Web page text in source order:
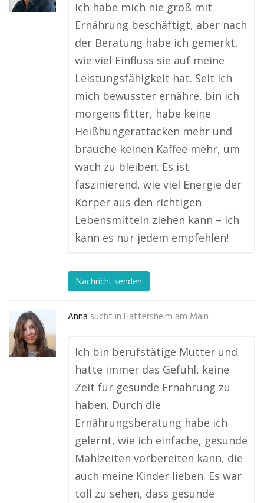
Ich habe mich nie groß mit
Ernährung beschäftigt, aber nach
der Beratung habe ich gemerkt,
wie viel Einfluss sie auf meine
Leistungsfähigkeit hat. Seit ich
mich bewusster ernähre, bin ich
morgens fitter, habe keine
Heißhungerattacken mehr und
brauche keinen Kaffee mehr, um
wach zu bleiben. Es ist
faszinierend, wie viel Energie der
Körper aus den richtigen
Lebensmitteln ziehen kann – ich
kann es nur jedem empfehlen!
Nachricht senden
Anna sucht in Hattersheim am Main
Ich bin berufstätige Mutter und
hatte immer das Gefühl, keine
Zeit für gesunde Ernährung zu
haben. Durch die
Ernährungsberatung habe ich
gelernt, wie ich einfache, gesunde
Mahlzeiten vorbereiten kann, die
auch meine Kinder lieben. Es war
toll zu sehen, dass gesunde